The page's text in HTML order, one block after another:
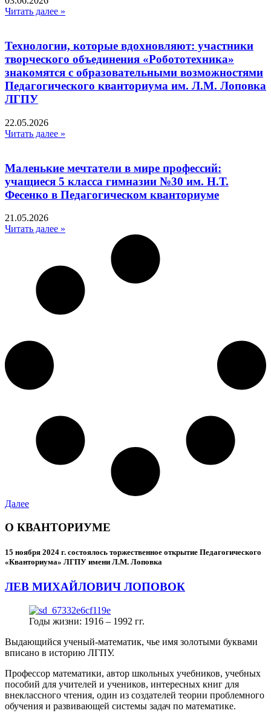
Читать далее »
Технологии, которые вдохновляют: участники
творческого объединения «Робототехника»
знакомятся с образовательными возможностями
Педагогического кванториума им. Л.М. Лоповка
ЛГПУ
22.05.2026
Читать далее »
Маленькие мечтатели в мире профессий:
учащиеся 5 класса гимназии №30 им. Н.Т.
Фесенко в Педагогическом кванториуме
21.05.2026
Читать далее »
Далее
О КВАНТОРИУМЕ
15 ноября 2024 г. состоялось торжественное открытие Педагогического
«Кванториума» ЛГПУ имени Л.М. Лоповка
ЛЕВ МИХАЙЛОВИЧ ЛОПОВОК
Годы жизни: 1916 – 1992 гг.
Выдающийся ученый-математик, чье имя золотыми буквами
вписано в историю ЛГПУ.
Профессор математики, автор школьных учебников, учебных
пособий для учителей и учеников, интересных книг для
внеклассного чтения, один из создателей теории проблемного
обучения и развивающей системы задач по математике.